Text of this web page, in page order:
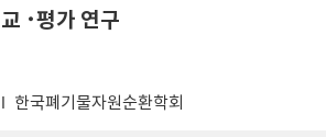
for Road Construction can be more a
･평가 연구
한국폐기물자원순환학회